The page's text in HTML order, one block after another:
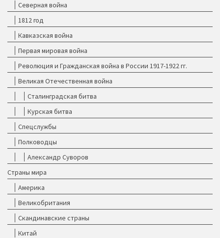
Северная война
1812 год
Кавказская война
Первая мировая война
Революция и Гражданская война в России 1917-1922 гг.
Великая Отечественная война
Сталинградская битва
Курская битва
Спецслужбы
Полководцы
Александр Суворов
Страны мира
Америка
Великобритания
Скандинавские страны
Китай